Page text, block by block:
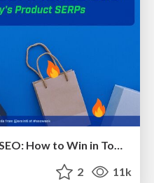
The State of eCommerce SEO: How to Win in Today's Products SERPs - #SEOweek
2 11k